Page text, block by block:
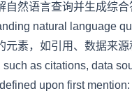
自然语言查询并生成综
natural language
元素，如引用、数据来
as citations, data
upon first mention: